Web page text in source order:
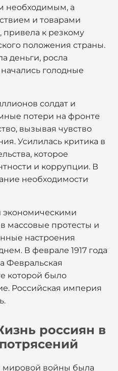
необходимым, а
и товарами
привела к резкому
положения страны.
деньги, росла
голодные
солдат и
потери на фронте
вызывая чувство
Усилилась критика в
которое
и коррупции. В
необходимости
экономическими
массовые протесты и
настроения
В феврале 1917 года
Февральская
которой было
Российская империя
россиян в
мировой войны была